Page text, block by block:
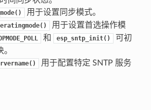
用于设置同步模式。
用于设置首选操作模
和 esp_sntp_init()
可初
用于配置特定 SNTP 服务